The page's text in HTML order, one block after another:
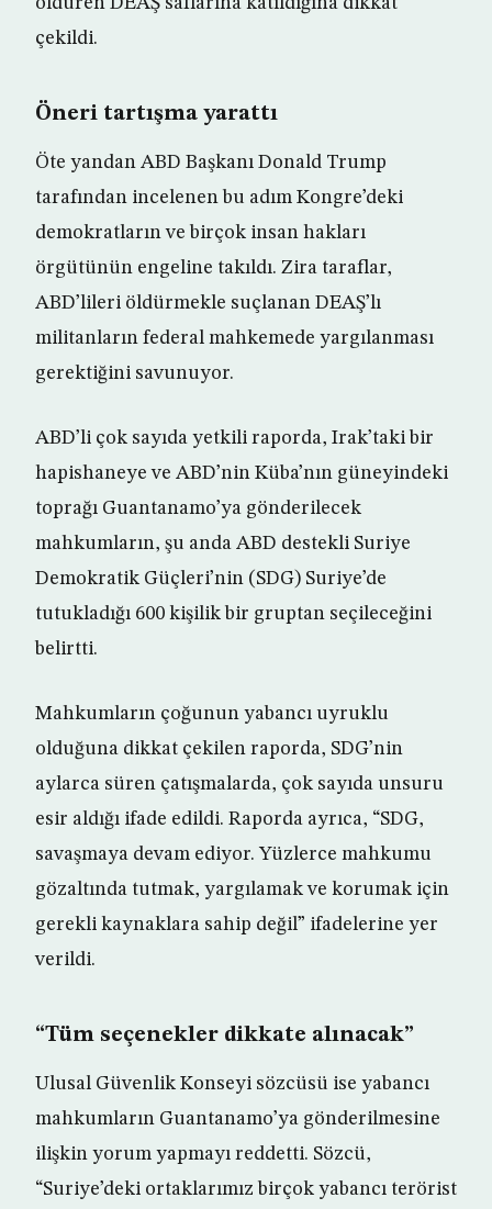
çekildi.
Öneri tartışma yarattı
Öte yandan ABD Başkanı Donald Trump
tarafından incelenen bu adım Kongre’deki
demokratların ve birçok insan hakları
örgütünün engeline takıldı. Zira taraflar,
ABD’lileri öldürmekle suçlanan DEAŞ’lı
militanların federal mahkemede yargılanması
gerektiğini savunuyor.
ABD’li çok sayıda yetkili raporda, Irak’taki bir
hapishaneye ve ABD’nin Küba’nın güneyindeki
toprağı Guantanamo’ya gönderilecek
mahkumların, şu anda ABD destekli Suriye
Demokratik Güçleri’nin (SDG) Suriye’de
tutukladığı 600 kişilik bir gruptan seçileceğini
belirtti.
Mahkumların çoğunun yabancı uyruklu
olduğuna dikkat çekilen raporda, SDG’nin
aylarca süren çatışmalarda, çok sayıda unsuru
esir aldığı ifade edildi. Raporda ayrıca, “SDG,
savaşmaya devam ediyor. Yüzlerce mahkumu
gözaltında tutmak, yargılamak ve korumak için
gerekli kaynaklara sahip değil” ifadelerine yer
verildi.
“Tüm seçenekler dikkate alınacak”
Ulusal Güvenlik Konseyi sözcüsü ise yabancı
mahkumların Guantanamo’ya gönderilmesine
ilişkin yorum yapmayı reddetti. Sözcü,
“Suriye’deki ortaklarımız birçok yabancı terörist